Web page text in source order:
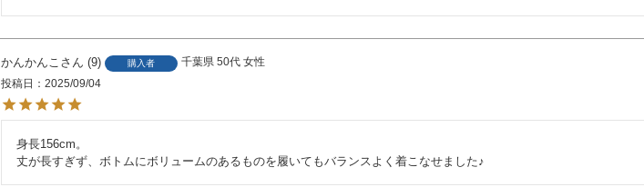
かんかんこ 9 購入者 千葉県 50代 女性
投稿日
2025/09/04
身長156cm。
丈が長すぎず、ボトムにボリュームのあるものを履いてもバランスよく着こなせました♪